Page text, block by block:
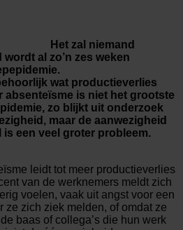
Het zal niemand
al zo’n zes weken
wat productieverlies
absenteïsme is niet het grootste
zo blijkt uit onderzoek
maar de aanwezigheid
een veel groter probleem.
leidt tot meer productieverlies
van de werknemers meldt zich
voelen, vaak uit angst voor een
ze zich ziek melden, of omdat ze
baas of collega’s die hun werk